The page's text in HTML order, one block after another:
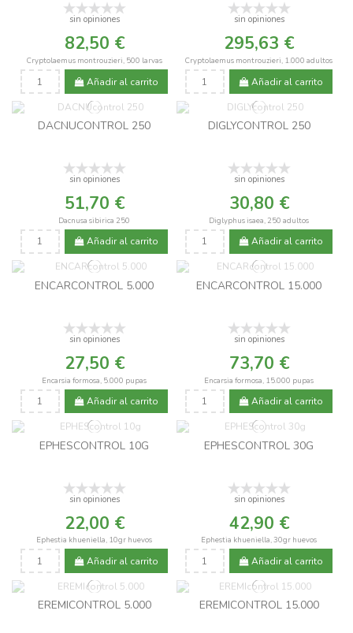
sin opiniones
82,50 €
Cryptolaemus montrouzieri, 500 larvas
Añadir al carrito
sin opiniones
295,63 €
Cryptolaemus montrouzieri, 1.000 adultos
Añadir al carrito
DACNUCONTROL 250
sin opiniones
51,70 €
Dacnusa sibirica 250
Añadir al carrito
DIGLYCONTROL 250
sin opiniones
30,80 €
Diglyphus isaea, 250 adultos
Añadir al carrito
ENCARCONTROL 5.000
sin opiniones
27,50 €
Encarsia formosa, 5.000 pupas
Añadir al carrito
ENCARCONTROL 15.000
sin opiniones
73,70 €
Encarsia formosa, 15.000 pupas
Añadir al carrito
EPHESCONTROL 10G
sin opiniones
22,00 €
Ephestia khueniella, 10gr huevos
Añadir al carrito
EPHESCONTROL 30G
sin opiniones
42,90 €
Ephestia khueniella, 30gr huevos
Añadir al carrito
EREMICONTROL 5.000 EREMICONTROL 15.000